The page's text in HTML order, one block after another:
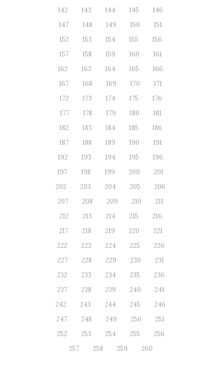
142
143 144 145
146
147
148 149 150
151
152
153 154 155
156
157
158 159 160
161
162
163 164 165
166
167
168 169 170
171
172
173 174 175
176
177
178 179 180
181
182
183 184 185
186
187
188 189 190
191
192
193 194 195
196
197
198 199 200
201
202
203 204 205
206
207
208 209 210
211
212
213 214 215
216
217
218 219 220
221
222
223 224 225
226
227
228 229 230
231
232
233 234 235
236
237
238 239 240
241
242
243 244 245
246
247
248 249 250
251
252
253 254 255
256
257
258 259 260